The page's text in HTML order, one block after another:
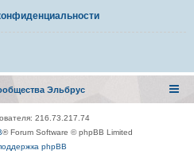
Эльбрус
216.73.217.74
® Forum Software © phpBB Limited
phpBB